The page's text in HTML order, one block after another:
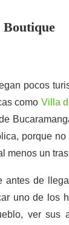
pocos
como Villa
porque
menos un
antes de
uno de los
ver sus